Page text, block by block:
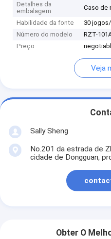
Detalhes da
embalagem
Caso de
Habilidade da fonte
30
Número do modelo
RZT-
Preço
Veja
Sally Sheng
No.201 da estrada de
cidade de Dongguan,
Obter O